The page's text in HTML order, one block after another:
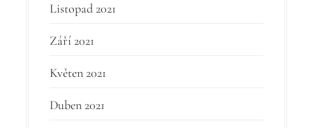
Listopad 2021
Září 2021
Květen 2021
Duben 2021